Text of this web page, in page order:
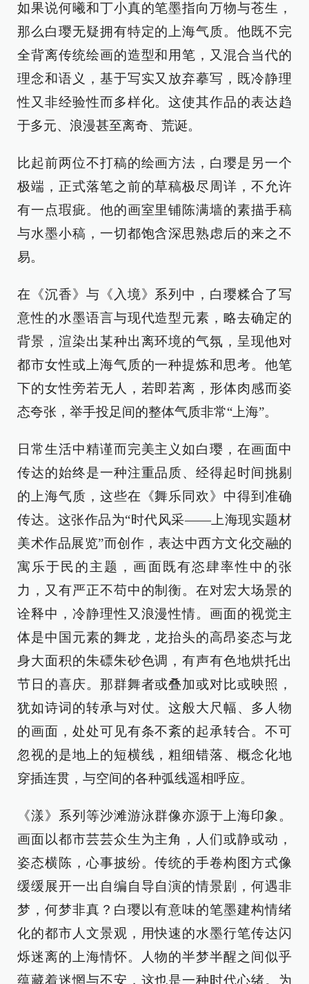
如果说何曦和丁小真的笔墨指向万物与苍生，
那么白璎无疑拥有特定的上海气质。他既不完
全背离传统绘画的造型和用笔，又混合当代的
理念和语义，基于写实又放弃摹写，既冷静理
性又非经验性而多样化。这使其作品的表达趋
于多元、浪漫甚至离奇、荒诞。
比起前两位不打稿的绘画方法，白璎是另一个
极端，正式落笔之前的草稿极尽周详，不允许
有一点瑕疵。他的画室里铺陈满墙的素描手稿
与水墨小稿，一切都饱含深思熟虑后的来之不
易。
在《沉香》与《入境》系列中，白璎糅合了写
意性的水墨语言与现代造型元素，略去确定的
背景，渲染出某种出离环境的气氛，呈现他对
都市女性或上海气质的一种提炼和思考。他笔
下的女性旁若无人，若即若离，形体肉感而姿
态夸张，举手投足间的整体气质非常“上海”。
日常生活中精谨而完美主义如白璎，在画面中
传达的始终是一种注重品质、经得起时间挑剔
的上海气质，这些在《舞乐同欢》中得到准确
传达。这张作品为“时代风采——上海现实题材
美术作品展览”而创作，表达中西方文化交融的
寓乐于民的主题，画面既有恣肆率性中的张
力，又有严正不苟中的制衡。在对宏大场景的
诠释中，冷静理性又浪漫性情。画面的视觉主
体是中国元素的舞龙，龙抬头的高昂姿态与龙
身大面积的朱磦朱砂色调，有声有色地烘托出
节日的喜庆。那群舞者或叠加或对比或映照，
犹如诗词的转承与对仗。这般大尺幅、多人物
的画面，处处可见有条不紊的起承转合。不可
忽视的是地上的短横线，粗细错落、概念化地
穿插连贯，与空间的各种弧线遥相呼应。
《漾》系列等沙滩游泳群像亦源于上海印象。
画面以都市芸芸众生为主角，人们或静或动，
姿态横陈，心事披纷。传统的手卷构图方式像
缓缓展开一出自编自导自演的情景剧，何遇非
梦，何梦非真？白璎以有意味的笔墨建构情绪
化的都市人文景观，用快速的水墨行笔传达闪
烁迷离的上海情怀。人物的半梦半醒之间似乎
蕴藏着迷惘与不安，这也是一种时代心绪。为